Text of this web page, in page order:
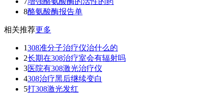
8酪氨酸酶报告单
相关推荐更多
1308准分子治疗仪治什么的
2长期在308治疗室会有辐射吗
3医院有308激光治疗仪
4308治疗黑后继续变白
5打308激光发红